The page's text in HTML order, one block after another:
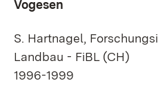
Vogesen
S. Hartnagel,
Landbau - FiBL (CH)
1996-1999